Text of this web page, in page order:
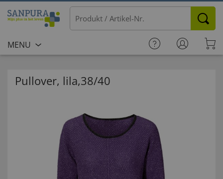
MENU
Pullover, lila,38/40